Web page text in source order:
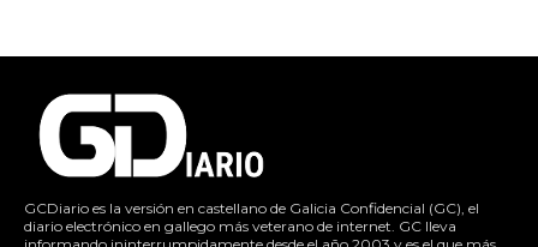
GCDiario es la versión en castellano de Galicia Confidencial (GC), el
diario electrónico en gallego más veterano de internet. GC lleva